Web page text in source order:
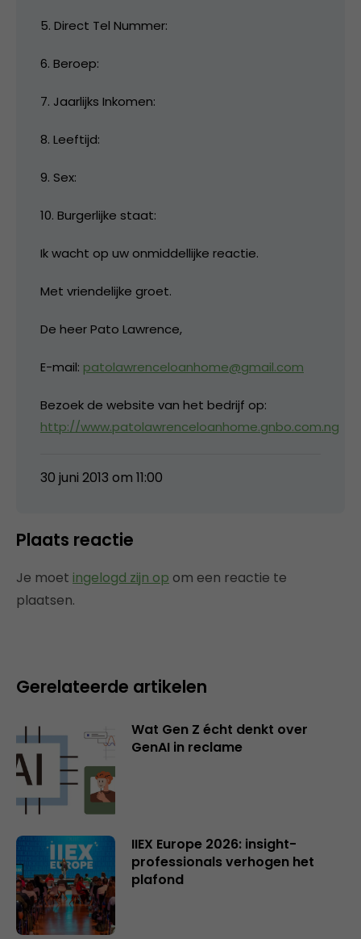
5. Direct Tel Nummer:
6. Beroep:
7. Jaarlijks Inkomen:
8. Leeftijd:
9. Sex:
10. Burgerlijke staat:
Ik wacht op uw onmiddellijke reactie.
Met vriendelijke groet.
De heer Pato Lawrence,
E-mail: patolawrenceloanhome@gmail.com
Bezoek de website van het bedrijf op:
http://www.patolawrenceloanhome.gnbo.com.ng
30 juni 2013 om 11:00
Plaats reactie
Je moet ingelogd zijn op om een reactie te
plaatsen.
Gerelateerde artikelen
Wat Gen Z écht denkt over
GenAI in reclame
IIEX Europe 2026: insight-
professionals verhogen het
plafond